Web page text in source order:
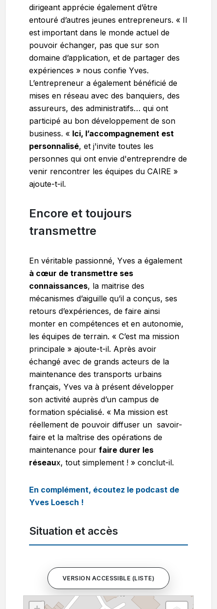
dirigeant apprécie également d’être
entouré d’autres jeunes entrepreneurs. « Il
est important dans le monde actuel de
pouvoir échanger, pas que sur son
domaine d’application, et de partager des
expériences » nous confie Yves.
L’entrepreneur a également bénéficié de
mises en réseau avec des banquiers, des
assureurs, des administratifs… qui ont
participé au bon développement de son
business. « Ici, l’accompagnement est
personnalisé, et j'invite toutes les
personnes qui ont envie d'entreprendre de
venir rencontrer les équipes du CAIRE »
ajoute-t-il.
Encore et toujours
transmettre
En véritable passionné, Yves a également
à cœur de transmettre ses
connaissances, la maitrise des
mécanismes d’aiguille qu’il a conçus, ses
retours d’expériences, de faire ainsi
monter en compétences et en autonomie,
les équipes de terrain. « C’est ma mission
principale » ajoute-t-il. Après avoir
échangé avec de grands acteurs de la
maintenance des transports urbains
français, Yves va à présent développer
son activité auprès d’un campus de
formation spécialisé. « Ma mission est
réellement de pouvoir diffuser un savoir-
faire et la maîtrise des opérations de
maintenance pour faire durer les
réseaux, tout simplement ! » conclut-il.
En complément, écoutez le podcast de
Yves Loesch !
Situation et accès
VERSION ACCESSIBLE (LISTE)